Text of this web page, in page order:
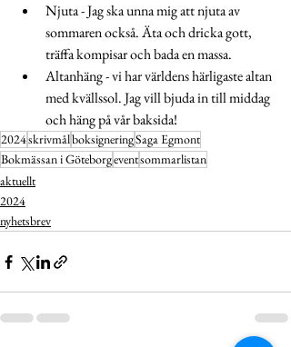
Njuta - Jag ska unna mig att njuta av
sommaren också. Äta och dricka gott,
träffa kompisar och bada en massa.
Altanhäng - vi har världens härligaste altan
med kvällssol. Jag vill bjuda in till middag
och häng på vår baksida!
2024skrivmålboksigneringSaga Egmont
Bokmässan i Göteborgeventsommarlistan
aktuellt
2024
nyhetsbrev